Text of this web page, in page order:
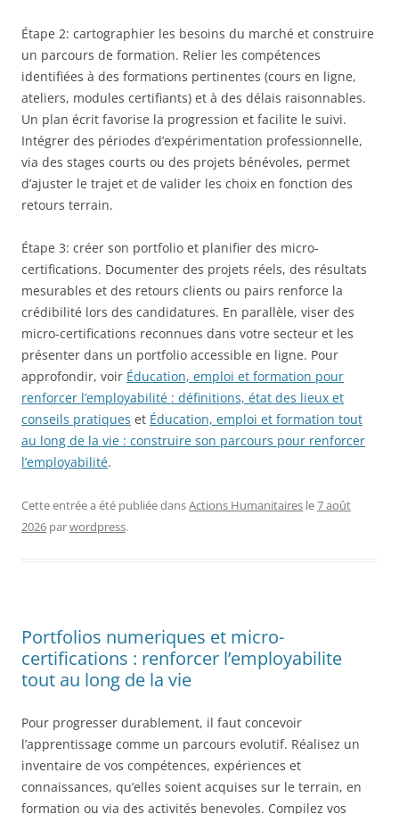
Étape 2: cartographier les besoins du marché et construire
un parcours de formation. Relier les compétences
identifiées à des formations pertinentes (cours en ligne,
ateliers, modules certifiants) et à des délais raisonnables.
Un plan écrit favorise la progression et facilite le suivi.
Intégrer des périodes d’expérimentation professionnelle,
via des stages courts ou des projets bénévoles, permet
d’ajuster le trajet et de valider les choix en fonction des
retours terrain.
Étape 3: créer son portfolio et planifier des micro-
certifications. Documenter des projets réels, des résultats
mesurables et des retours clients ou pairs renforce la
crédibilité lors des candidatures. En parallèle, viser des
micro-certifications reconnues dans votre secteur et les
présenter dans un portfolio accessible en ligne. Pour
approfondir, voir Éducation, emploi et formation pour
renforcer l’employabilité : définitions, état des lieux et
conseils pratiques et Éducation, emploi et formation tout
au long de la vie : construire son parcours pour renforcer
l’employabilité.
Cette entrée a été publiée dansActions Humanitaires le7 août
2026 parwordpress.
Portfolios numeriques et micro-
certifications : renforcer l’employabilite
tout au long de la vie
Pour progresser durablement, il faut concevoir
l’apprentissage comme un parcours evolutif. Réalisez un
inventaire de vos compétences, expériences et
connaissances, qu’elles soient acquises sur le terrain, en
formation ou via des activités benevoles. Compilez vos